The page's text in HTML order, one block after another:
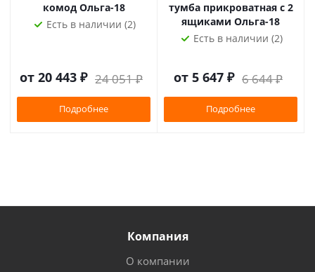
комод Ольга-18
Есть в наличии (2)
от 20 443 ₽ 24 051 ₽
Подробнее
тумба прикроватная с 2
ящиками Ольга-18
Есть в наличии (2)
от 5 647 ₽ 6 644 ₽
Подробнее
Компания
О компании